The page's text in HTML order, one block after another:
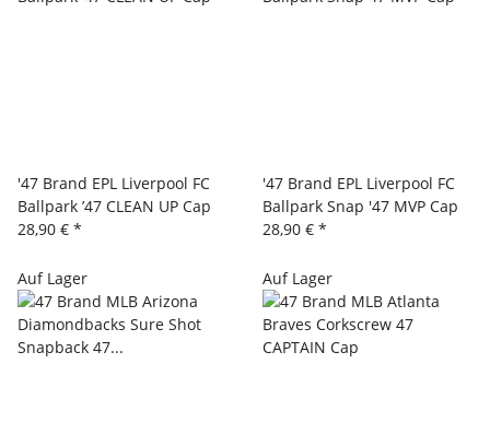
'47 Brand EPL Liverpool FC
Ballpark ’47 CLEAN UP Cap
28,90 € *
'47 Brand EPL Liverpool FC
Ballpark Snap '47 MVP Cap
28,90 € *
Auf Lager Auf Lager